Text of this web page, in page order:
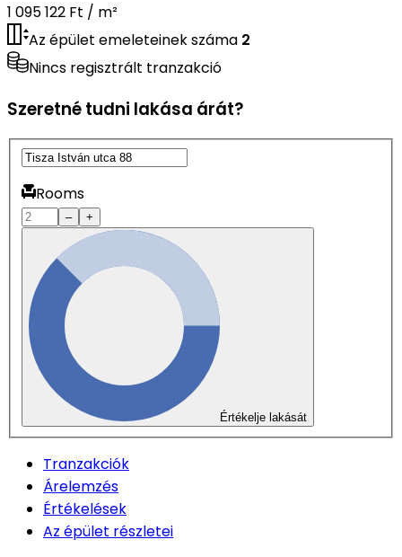
1 095 122 Ft / m²
Az épület emeleteinek száma 2
Nincs regisztrált tranzakció
Szeretné tudni lakása árát?
Rooms
– +
Értékelje lakását
Tranzakciók
Árelemzés
Értékelések
Az épület részletei